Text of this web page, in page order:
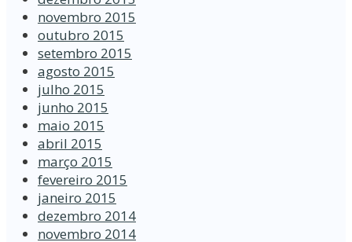
novembro 2015
outubro 2015
setembro 2015
agosto 2015
julho 2015
junho 2015
maio 2015
abril 2015
março 2015
fevereiro 2015
janeiro 2015
dezembro 2014
novembro 2014